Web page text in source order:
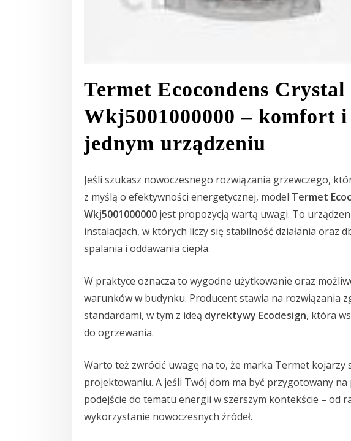
Termet Ecocondens Crystal
Wkj5001000000 – komfort
jednym urządzeniu
Jeśli szukasz nowoczesnego rozwiązania grzewczego,
z myślą o efektywności energetycznej, model Termet
Wkj5001000000 jest propozycją wartą uwagi. To
instalacjach, w których liczy się stabilność działania oraz
spalania i oddawania ciepła.
W praktyce oznacza to wygodne użytkowanie oraz
warunków w budynku. Producent stawia na rozwiązania
standardami, w tym z ideą dyrektywy Ecodesign, która
do ogrzewania.
Warto też zwrócić uwagę na to, że marka Termet kojarzy
projektowaniu. A jeśli Twój dom ma być przygotowany na
podejście do tematu energii w szerszym kontekście – od
wykorzystanie nowoczesnych źródeł.